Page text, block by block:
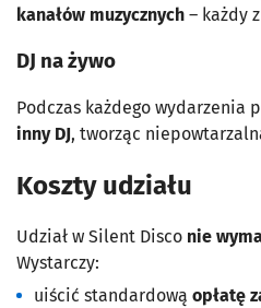
kanałów muzycznych – każdy
DJ na żywo
Podczas każdego wydarzenia
inny DJ, tworząc
Koszty udziału
Udział w Silent Disco nie
Wystarczy:
uiścić standardową opłatę